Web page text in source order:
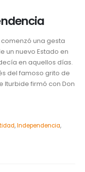
una gesta
un nuevo Estado en
en aquellos días.
del famoso grito de
Iturbide firmó con Don
,Independencia,